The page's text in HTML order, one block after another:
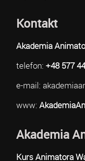
Kontakt
Akademia
telefon: +48 577
e-mail:
www:
Akademia
Kurs Animatora